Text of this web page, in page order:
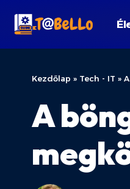
Kezdőlap » Tech - IT »
A